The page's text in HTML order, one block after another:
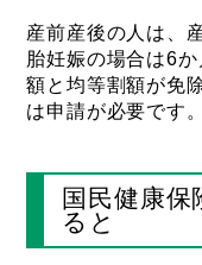
産前産後の人は、
胎妊娠の場合は6
額と均等割額が免
は申請が必要です。
国民健康
ると